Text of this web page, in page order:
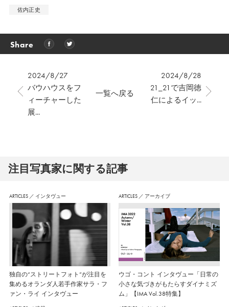
佐内正史
Share
2024/8/27
バウハウスをフ
ィーチャーした
展...
2024/8/28
21_21で吉岡徳
仁によるイッ...
一覧へ戻る
注⽬写真家に関する記事
ARTICLES ／ インタヴュー
独自の“ストリートフォト”が注目を
集めるオランダ人若手作家サラ・フ
ァン・ライ インタヴュー
ARTICLES ／ アーカイブ
ウゴ・コント インタヴュー「日常の
小さな気づきがもたらすダイナミズ
ム」【IMA Vol.38特集】